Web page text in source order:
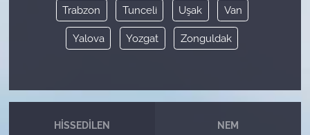
Trabzon Tunceli Uşak Van
Yalova Yozgat Zonguldak
HISSEDILEN NEM